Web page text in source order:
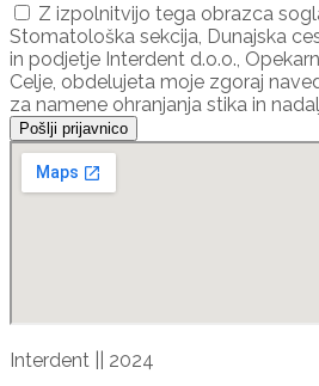
Z izpolnitvijo tega obrazca
Stomatološka sekcija, Dunajska
in podjetje Interdent d.o.o.,
Celje, obdelujeta moje zgoraj
za namene ohranjanja stika in
Pošlji prijavnico
Interdent || 2024